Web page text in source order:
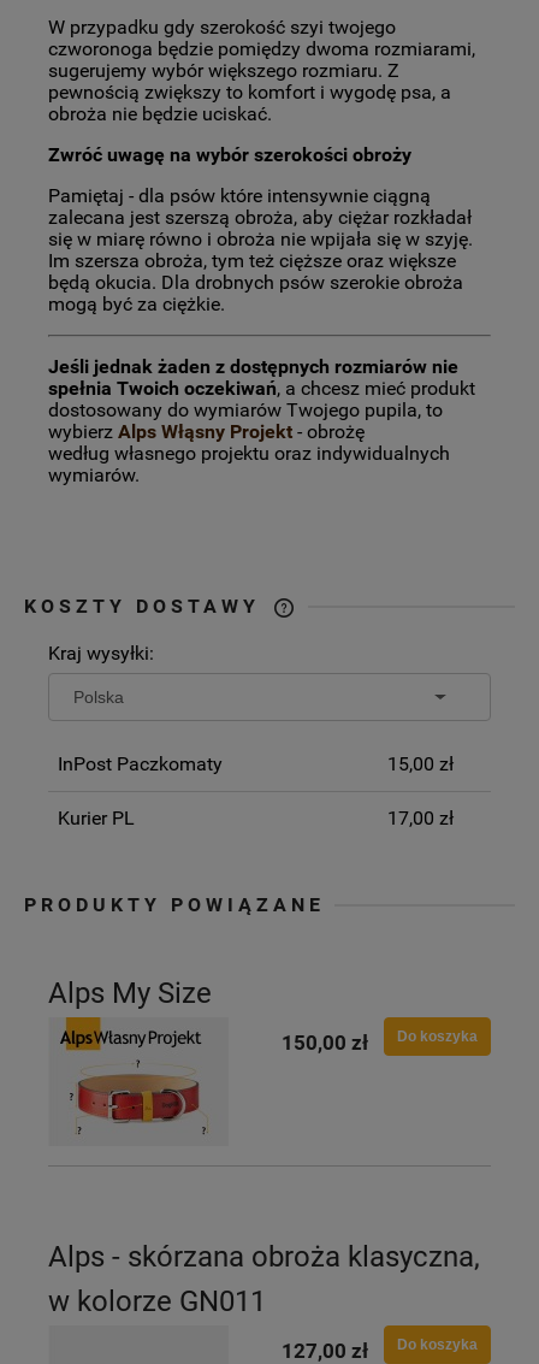
W przypadku gdy szerokość szyi twojego
czworonoga będzie pomiędzy dwoma rozmiarami,
sugerujemy wybór większego rozmiaru. Z
pewnością zwiększy to komfort i wygodę psa, a
obroża nie będzie uciskać.
Zwróć uwagę na wybór szerokości obroży
Pamiętaj - dla psów które intensywnie ciągną
zalecana jest szerszą obroża, aby ciężar rozkładał
się w miarę równo i obroża nie wpijała się w szyję.
Im szersza obroża, tym też cięższe oraz większe
będą okucia. Dla drobnych psów szerokie obroża
mogą być za ciężkie.
Jeśli jednak żaden z dostępnych rozmiarów nie
spełnia Twoich oczekiwań, a chcesz mieć produkt
dostosowany do wymiarów Twojego pupila, to
wybierz Alps Włąsny Projekt - obrożę
według własnego projektu oraz indywidualnych
wymiarów.
KOSZTY DOSTAWY
KOSZTÓW PŁATNOŚCI
Kraj wysyłki:
InPost Paczkomaty 15,00 zł
Kurier PL 17,00 zł
PRODUKTY POWIĄZANE
Alps My Size
150,00 zł Do koszyka
Alps - skórzana obroża klasyczna,
w kolorze GN011
127,00 zł Do koszyka